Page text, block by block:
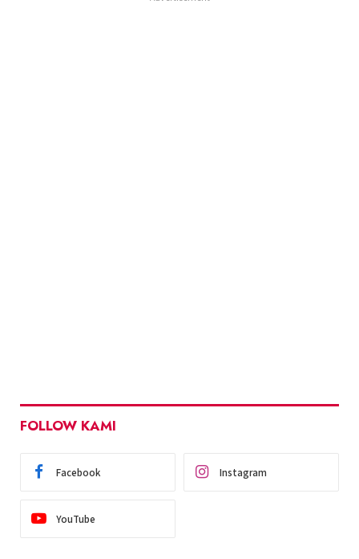
FOLLOW KAMI
Facebook Instagram
YouTube